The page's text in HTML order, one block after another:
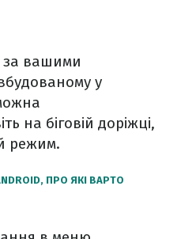
за вашими
у
на біговій доріжці,
режим.
ПРО ЯКІ ВАРТО